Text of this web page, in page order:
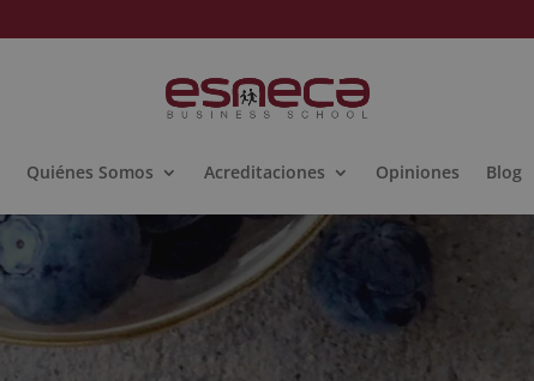
Quiénes Somos Acreditaciones Opiniones Blog